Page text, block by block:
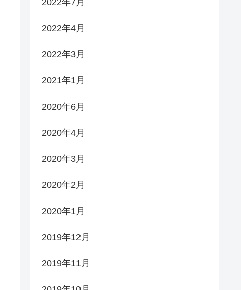
2022年4月
2022年3月
2021年1月
2020年6月
2020年4月
2020年3月
2020年2月
2020年1月
2019年12月
2019年11月